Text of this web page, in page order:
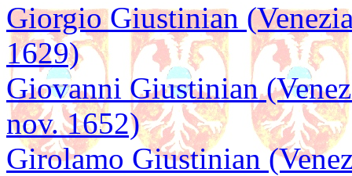
Giorgio Giustinian
1629)
Giovanni Giustinian
nov. 1652)
Girolamo Giustinian